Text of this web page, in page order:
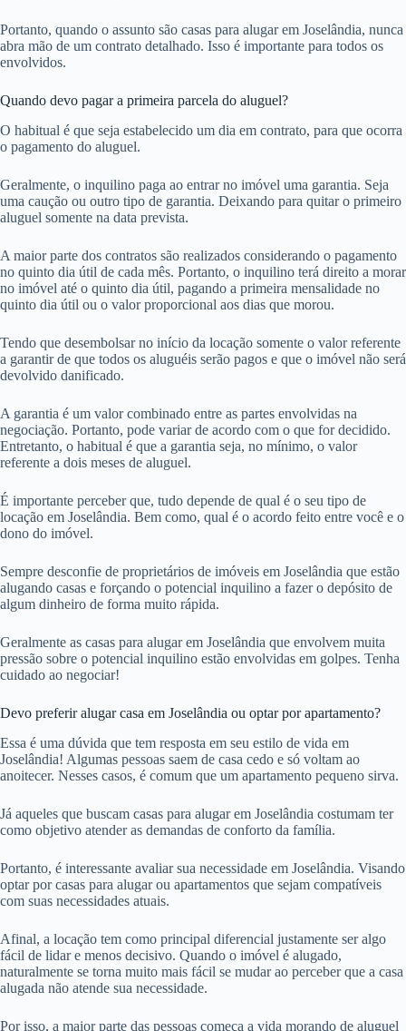
Portanto, quando o assunto são casas para alugar em Joselândia, nunca
abra mão de um contrato detalhado. Isso é importante para todos os
envolvidos.
Quando devo pagar a primeira parcela do aluguel?
O habitual é que seja estabelecido um dia em contrato, para que ocorra
o pagamento do aluguel.
Geralmente, o inquilino paga ao entrar no imóvel uma garantia. Seja
uma caução ou outro tipo de garantia. Deixando para quitar o primeiro
aluguel somente na data prevista.
A maior parte dos contratos são realizados considerando o pagamento
no quinto dia útil de cada mês. Portanto, o inquilino terá direito a morar
no imóvel até o quinto dia útil, pagando a primeira mensalidade no
quinto dia útil ou o valor proporcional aos dias que morou.
Tendo que desembolsar no início da locação somente o valor referente
a garantir de que todos os aluguéis serão pagos e que o imóvel não será
devolvido danificado.
A garantia é um valor combinado entre as partes envolvidas na
negociação. Portanto, pode variar de acordo com o que for decidido.
Entretanto, o habitual é que a garantia seja, no mínimo, o valor
referente a dois meses de aluguel.
É importante perceber que, tudo depende de qual é o seu tipo de
locação em Joselândia. Bem como, qual é o acordo feito entre você e o
dono do imóvel.
Sempre desconfie de proprietários de imóveis em Joselândia que estão
alugando casas e forçando o potencial inquilino a fazer o depósito de
algum dinheiro de forma muito rápida.
Geralmente as casas para alugar em Joselândia que envolvem muita
pressão sobre o potencial inquilino estão envolvidas em golpes. Tenha
cuidado ao negociar!
Devo preferir alugar casa em Joselândia ou optar por apartamento?
Essa é uma dúvida que tem resposta em seu estilo de vida em
Joselândia! Algumas pessoas saem de casa cedo e só voltam ao
anoitecer. Nesses casos, é comum que um apartamento pequeno sirva.
Já aqueles que buscam casas para alugar em Joselândia costumam ter
como objetivo atender as demandas de conforto da família.
Portanto, é interessante avaliar sua necessidade em Joselândia. Visando
optar por casas para alugar ou apartamentos que sejam compatíveis
com suas necessidades atuais.
Afinal, a locação tem como principal diferencial justamente ser algo
fácil de lidar e menos decisivo. Quando o imóvel é alugado,
naturalmente se torna muito mais fácil se mudar ao perceber que a casa
alugada não atende sua necessidade.
Por isso, a maior parte das pessoas começa a vida morando de aluguel